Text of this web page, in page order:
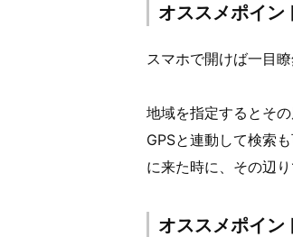
オススメポイン
スマホで開けば一目
地域を指定するとそ
GPSと連動して検索
に来た時に、その辺
オススメポイン